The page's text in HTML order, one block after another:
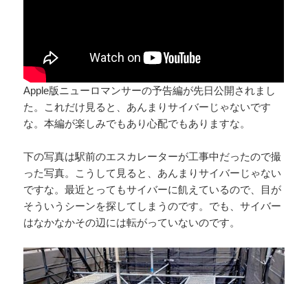
Apple版ニューロマンサーの予告編が先日公開されまし
た。これだけ見ると、あんまりサイバーじゃないです
な。本編が楽しみでもあり心配でもありますな。
下の写真は駅前のエスカレーターが工事中だったので撮
った写真。こうして見ると、あんまりサイバーじゃない
ですな。最近とってもサイバーに飢えているので、目が
そういうシーンを探してしまうのです。でも、サイバー
はなかなかその辺には転がっていないのです。